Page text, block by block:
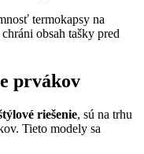
termokapsy na
obsah tašky pred
prvákov
riešenie, sú na trhu
Tieto modely sa